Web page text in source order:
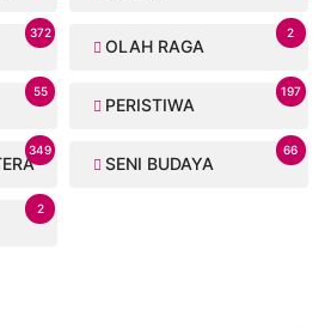
372
OLAH RAGA
2
55
PERISTIWA
197
349
SENI BUDAYA
66
2